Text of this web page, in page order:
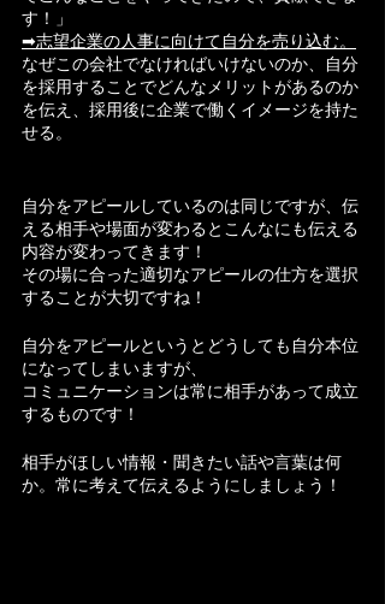
す！」
➡志望企業の人事に向けて自分を売り込む。
なぜこの会社でなければいけないのか、自分
を採用することでどんなメリットがあるのか
を伝え、採用後に企業で働くイメージを持た
せる。
自分をアピールしているのは同じですが、伝
える相手や場面が変わるとこんなにも伝える
内容が変わってきます！
その場に合った適切なアピールの仕方を選択
することが大切ですね！
自分をアピールというとどうしても自分本位
になってしまいますが、
コミュニケーションは常に相手があって成立
するものです！
相手がほしい情報・聞きたい話や言葉は何
か。常に考えて伝えるようにしましょう！